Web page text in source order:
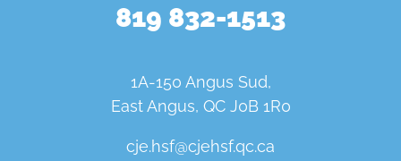
819 832-1513
1A-150 Angus Sud,
East Angus, QC J0B 1R0
cje.hsf@cjehsf.qc.ca